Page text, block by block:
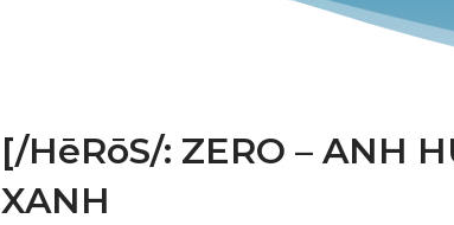
[/HēRōS/: ZERO – ANH
XANH